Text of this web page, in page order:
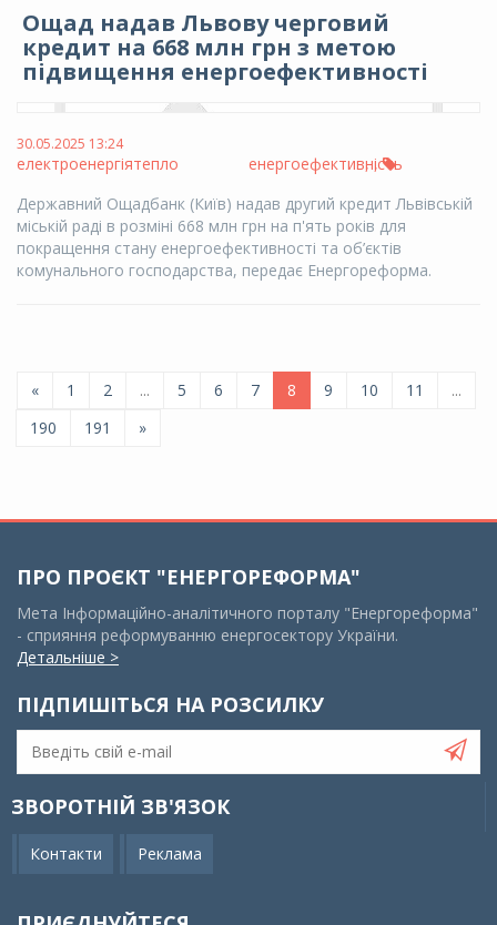
Ощад надав Львову черговий
кредит на 668 млн грн з метою
підвищення енергоефективності
30.05.2025 13:24
електроенергія ,
тепло ,
енергоефективність
Державний Ощадбанк (Київ) надав другий кредит Львівській
міській раді в розміні 668 млн грн на п'ять років для
покращення стану енергоефективності та об’єктів
комунального господарства, передає Енергореформа.
« 1 2 ... 5 6 7 8 9 10 11
...
190
191 »
ПРО ПРОЄКТ "ЕНЕРГОРЕФОРМА"
Мета Інформаційно-аналітичного порталу "Енергореформа"
- сприяння реформуванню енергосектору України.
Детальніше >
ПІДПИШІТЬСЯ НА РОЗСИЛКУ
ЗВОРОТНІЙ ЗВ'ЯЗОК
Контакти Реклама